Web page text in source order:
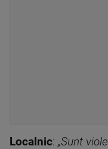
Localnic: „Sunt